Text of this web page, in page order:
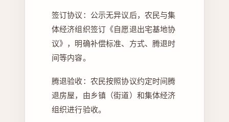
签订协议：公示无异议后，农民与集
体经济组织签订《自愿退出宅基地协
议》，明确补偿标准、方式、腾退时
间等内容。
腾退验收：农民按照协议约定时间腾
退房屋，由乡镇（街道）和集体经济
组织进行验收。